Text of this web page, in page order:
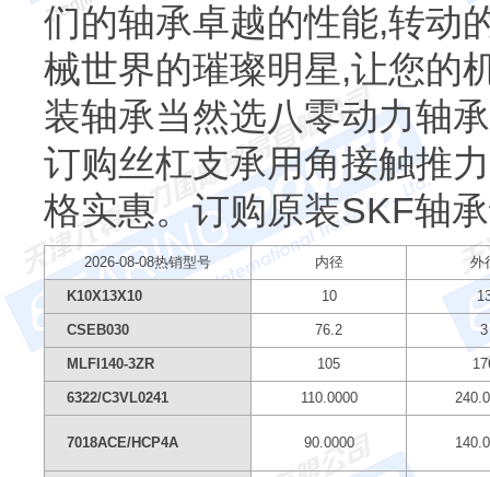
们的轴承卓越的性能,转动
械世界的璀璨明星,让您的
装轴承当然选八零动力轴
订购丝杠支承用角接触推
格实惠。订购原装SKF轴
2026-08-08热销型号 内径 外
K10X13X10 10
CSEB030 76.2 3
MLFI140-3ZR 105
6322/C3VL0241 110.0000
7018ACE/HCP4A 90.0000